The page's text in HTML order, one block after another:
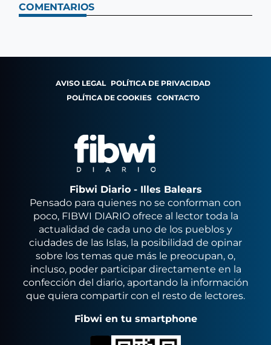
COMENTARIOS
AVISO LEGAL POLÍTICA DE PRIVACIDAD
POLÍTICA DE COOKIES CONTACTO
Fibwi Diario - Illes Balears
Pensado para quienes no se conforman con
poco, FIBWI DIARIO ofrece al lector toda la
actualidad de cada uno de los pueblos y
ciudades de las Islas, la posibilidad de opinar
sobre los temas que más le preocupan, o,
incluso, poder participar directamente en la
confección del diario, aportando la información
que quiera compartir con el resto de lectores.
Fibwi en tu smartphone